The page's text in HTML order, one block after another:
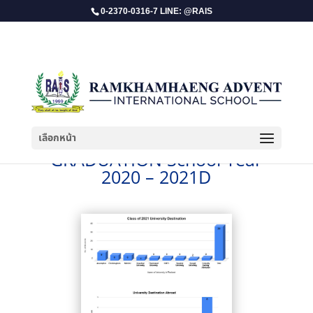
0-2370-0316-7 LINE: @RAIS
เลือกหน้า
GRADUATION School Year
2020 – 2021D